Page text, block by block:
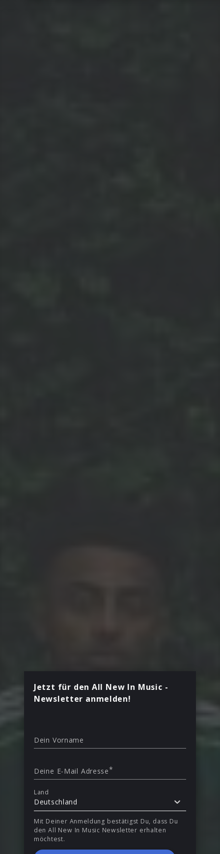
Jetzt für den All New In Music -
Newsletter anmelden!
Dein Vorname
Deine E-Mail Adresse*
Land
Deutschland
Mit Deiner Anmeldung bestätigst Du, dass Du
den All New In Music Newsletter erhalten
möchtest.